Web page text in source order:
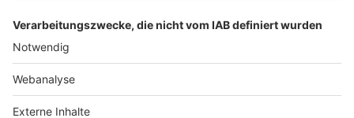
Nutzungsbedingungen Datenschutz Impressum